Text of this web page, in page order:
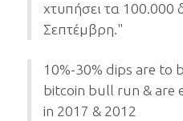
χτυπήσει τα 100.000
Σεπτέμβρη."
10%-30% dips are to
bitcoin bull run & are
in 2017 & 2012